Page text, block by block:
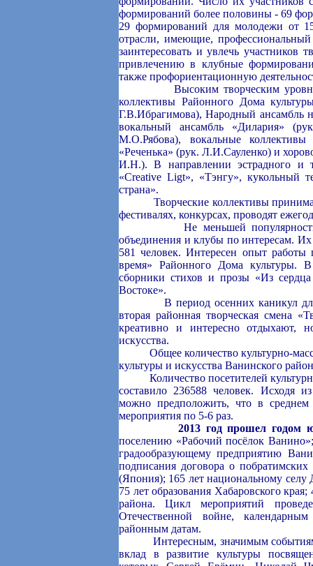
формирований более половины - 69
29 формирований для молодежи от
отрасли, имеющие,
заинтересовать и увлечь участников
привлечению в клубные
также профориентационную
Высоким творческим уровнем и
коллективы Районного Дома
Г.В.Ибрагимова), Народный ансамбль
вокальный ансамбль «Дилария»
М.О.Рябова), вокальные
«Реченька» (рук. Л.И.Сауленко) и
И.Н.). В направлении эстрадного и
«Creative Ligt», «Тэнгу», кукольный
страна».
Творческие коллективы
фестивалях, конкурсах, проводят
Не меньшей популярностью
объединения и клубы по интересам.
581 человек. Интересен опыт
время» Районного Дома культуры.
сборники стихов и прозы «Из
Востоке».
В период осенних каникул для
вторая районная творческая смена
креативно и интересно отдыхают,
искусства.
Общее количество культурно-
культуры и искусства Ванинского
Количество посетителей
составило 236588 человек. Исходя
можно предположить, что в
мероприятия по 5-6 раз.
2013 год прошел годом
поселению «Рабочий посёлок
градообразующему предприятию
подписания договора о
(Япония); 165 лет национальному селу
75 лет образования Хабаровского
района. Цикл мероприятий
Отечественной войне,
районным датам.
Интересным, значимым событиям
вклад в развитие культуры